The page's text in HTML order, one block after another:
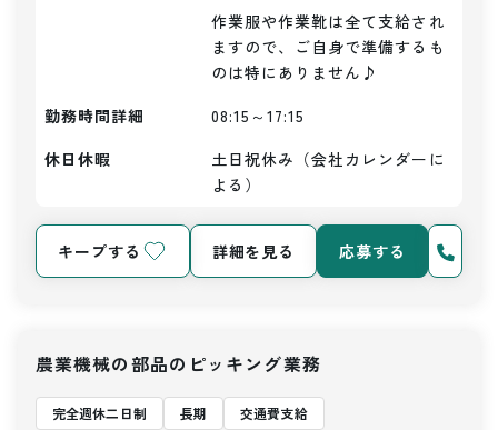
作業服や作業靴は全て支給され
ますので、ご自身で準備するも
のは特にありません♪
勤務時間詳細
08:15～17:15
休日休暇
土日祝休み（会社カレンダーに
よる）
キープする 詳細を見る 応募する
農業機械の部品のピッキング業務
完全週休二日制 長期
交通費支給